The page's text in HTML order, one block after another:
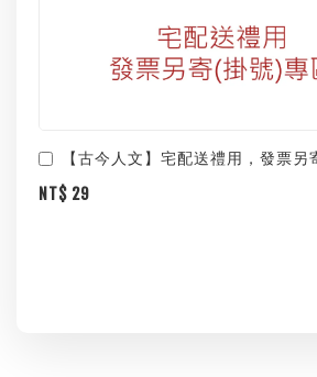
【古今人文】宅配送禮用，發票
NT$ 29